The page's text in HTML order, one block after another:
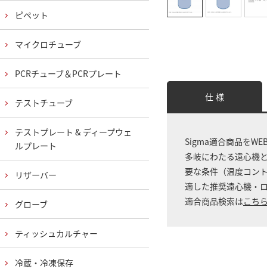
仕 様
Sigma適合商品を
多岐にわたる遠心機
要な条件（温度コン
適した推奨遠心機・
適合商品検索はこち
ピペット
マイクロチューブ
PCRチューブ＆PCRプレート
テストチューブ
テストプレート & ディープウェ
ルプレート
リザーバー
グローブ
ティッシュカルチャー
冷蔵・冷凍保存